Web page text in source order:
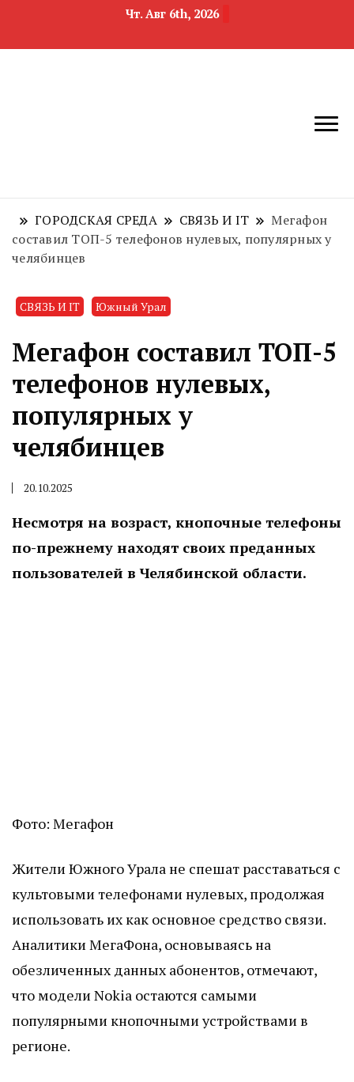
Чт. Авг 6th, 2026
область
недвижимости
ГОРОДСКАЯ СРЕДА СВЯЗЬ И IT
Мегафон
составил ТОП-5 телефонов нулевых, популярных у
челябинцев
СВЯЗЬ И IT Южный Урал
Мегафон составил ТОП-5
телефонов нулевых,
популярных у
челябинцев
20.10.2025
Несмотря на возраст, кнопочные телефоны
по-прежнему находят своих преданных
пользователей в Челябинской области.
Фото: Мегафон
Жители Южного Урала не спешат расставаться с
культовыми телефонами нулевых, продолжая
использовать их как основное средство связи.
Аналитики МегаФона, основываясь на
обезличенных данных абонентов, отмечают,
что модели Nokia остаются самыми
популярными кнопочными устройствами в
регионе.